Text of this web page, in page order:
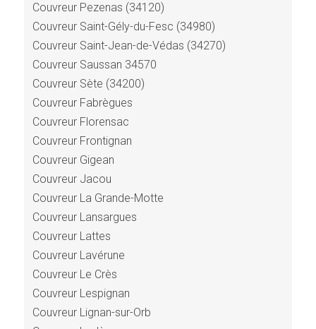
Couvreur Pezenas (34120)
Couvreur Saint-Gély-du-Fesc (34980)
Couvreur Saint-Jean-de-Védas (34270)
Couvreur Saussan 34570
Couvreur Sète (34200)
Couvreur Fabrègues
Couvreur Florensac
Couvreur Frontignan
Couvreur Gigean
Couvreur Jacou
Couvreur La Grande-Motte
Couvreur Lansargues
Couvreur Lattes
Couvreur Lavérune
Couvreur Le Crès
Couvreur Lespignan
Couvreur Lignan-sur-Orb